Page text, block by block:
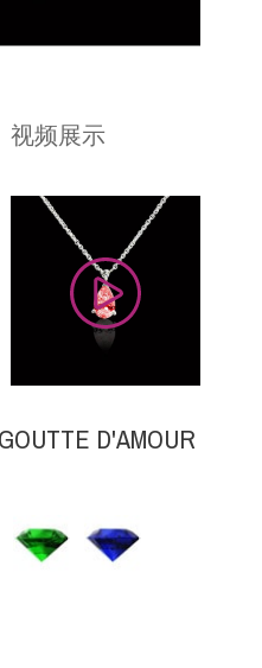
视频展示
D'AMOUR
祖
母
蓝
宝